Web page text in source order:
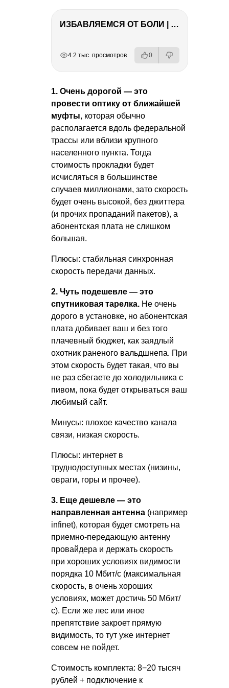
ИЗБАВЛЯЕМСЯ ОТ БОЛИ | Важность режима и питания
4.2 тыс. просмотров 0
1. Очень дорогой — это
провести оптику от ближайшей
муфты, которая обычно
располагается вдоль федеральной
трассы или вблизи крупного
населенного пункта. Тогда
стоимость прокладки будет
исчисляться в большинстве
случаев миллионами, зато скорость
будет очень высокой, без джиттера
(и прочих пропаданий пакетов), а
абонентская плата не слишком
большая.
Плюсы: стабильная синхронная
скорость передачи данных.
2. Чуть подешевле — это
спутниковая тарелка. Не очень
дорого в установке, но абонентская
плата добивает ваш и без того
плачевный бюджет, как заядлый
охотник раненого вальдшнепа. При
этом скорость будет такая, что вы
не раз сбегаете до холодильника с
пивом, пока будет открываться ваш
любимый сайт.
Минусы: плохое качество канала
связи, низкая скорость.
Плюсы: интернет в
труднодоступных местах (низины,
овраги, горы и прочее).
3. Еще дешевле — это
направленная антенна (например
infinet), которая будет смотреть на
приемно-передающую антенну
провайдера и держать скорость
при хороших условиях видимости
порядка 10 Мбит/с (максимальная
скорость, в очень хороших
условиях, может достичь 50 Мбит/
с). Если же лес или иное
препятствие закроет прямую
видимость, то тут уже интернет
совсем не пойдет.
Стоимость комплекта: 8−20 тысяч
рублей + подключение к